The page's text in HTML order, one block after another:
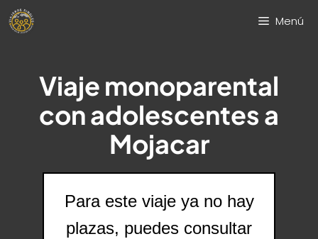
Saltar
Menú
Viaje monoparental
con adolescentes a
Mojacar
Para este viaje ya no hay
plazas, puedes consultar